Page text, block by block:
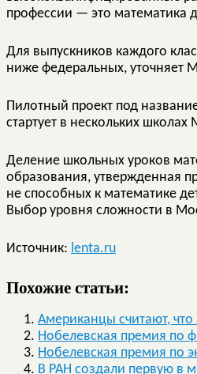
профессии — это математика
Для выпускников каждого
ниже федеральных, уточняет
Пилотный проект под
стартует в нескольких
Деление школьных уроков
образования, утвержденная
не способных к математике
Выбор уровня сложности в
Источник: lenta.ru
Похожие статьи:
Американцы считают,
Нобелевская премия по
Нобелевская премия по
В РАН создали первую в